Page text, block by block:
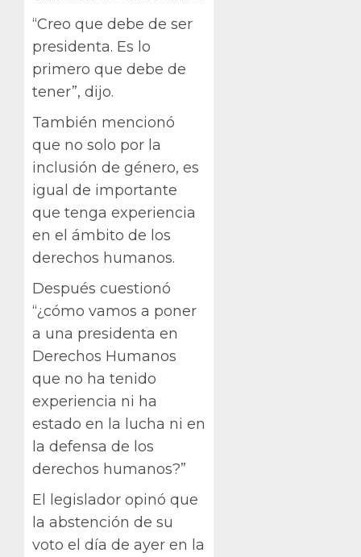
“Creo que debe de ser
presidenta. Es lo
primero que debe de
tener”, dijo.
También mencionó
que no solo por la
inclusión de género, es
igual de importante
que tenga experiencia
en el ámbito de los
derechos humanos.
Después cuestionó
“¿cómo vamos a poner
a una presidenta en
Derechos Humanos
que no ha tenido
experiencia ni ha
estado en la lucha ni en
la defensa de los
derechos humanos?”
El legislador opinó que
la abstención de su
voto el día de ayer en la